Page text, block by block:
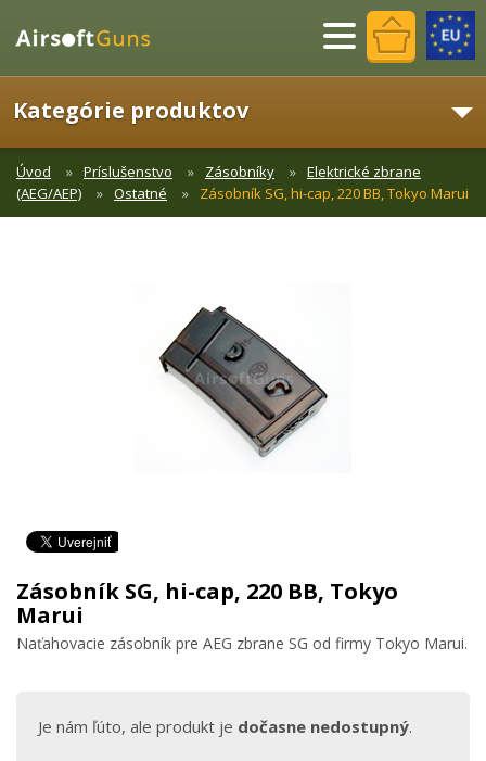
Menu
Kategórie produktov
Úvod Príslušenstvo Zásobníky
Elektrické zbrane
(AEG/AEP)
Ostatné Zásobník SG, hi-cap, 220 BB, Tokyo Marui
Zásobník SG, hi-cap, 220 BB, Tokyo
Marui
Naťahovacie zásobník pre AEG zbrane SG od firmy Tokyo Marui.
Je nám ľúto, ale produkt je dočasne nedostupný.